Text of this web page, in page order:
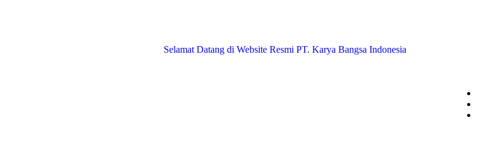
Selamat Datang di Website Resmi PT. Karya Bangsa Indonesia